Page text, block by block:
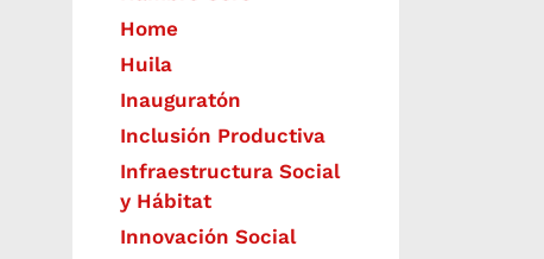
Home
Huila
Inauguratón
Inclusión Productiva
Infraestructura Social
y Hábitat
​Innovación Social